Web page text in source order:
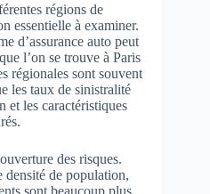
régions de
essentielle à examiner.
d’assurance auto peut
l’on se trouve à Paris
régionales sont souvent
les taux de sinistralité
et les caractéristiques
des risques.
densité de population,
sont beaucoup plus